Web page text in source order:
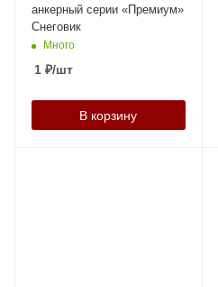
анкерный серии «Премиум»
Снеговик
Много
1 ₽/шт
В корзину